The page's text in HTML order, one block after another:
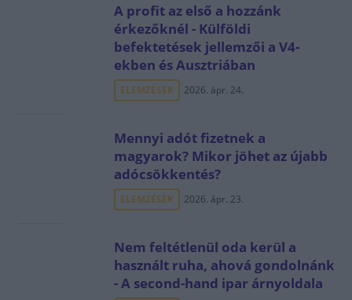
A profit az első a hozzánk
érkezőknél - Külföldi
befektetések jellemzői a V4-
ekben és Ausztriában
ELEMZÉSEK 2026. ápr. 24.
Mennyi adót fizetnek a
magyarok? Mikor jöhet az újabb
adócsökkentés?
ELEMZÉSEK 2026. ápr. 23.
Nem feltétlenül oda kerül a
használt ruha, ahová gondolnánk
- A second-hand ipar árnyoldala